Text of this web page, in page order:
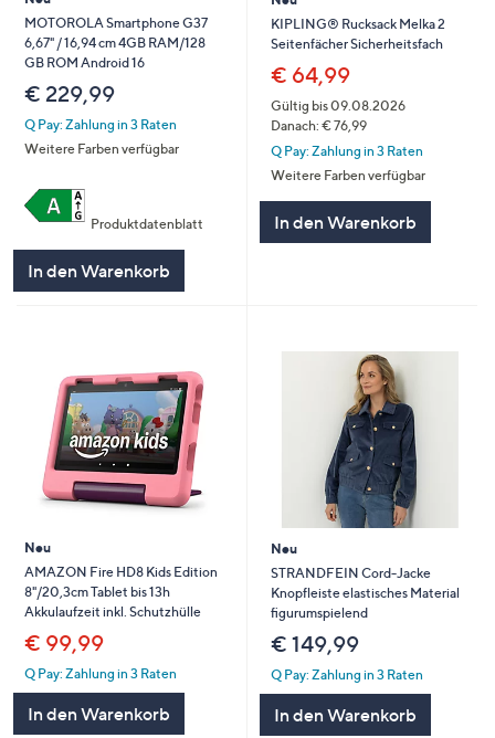
MOTOROLA Smartphone G37
6,67" / 16,94 cm 4GB RAM/128
GB ROM Android 16
€ 229,99
Q Pay: Zahlung in 3 Raten
Weitere Farben verfügbar
Produktdatenblatt
In den Warenkorb
KIPLING® Rucksack Melka 2
Seitenfächer Sicherheitsfach
€ 64,99
Gültig bis 09.08.2026
Danach: € 76,99
Q Pay: Zahlung in 3 Raten
Weitere Farben verfügbar
In den Warenkorb
Neu
AMAZON Fire HD8 Kids Edition
8"/20,3cm Tablet bis 13h
Akkulaufzeit inkl. Schutzhülle
€ 99,99
Q Pay: Zahlung in 3 Raten
In den Warenkorb
Neu
STRANDFEIN Cord-Jacke
Knopfleiste elastisches Material
figurumspielend
€ 149,99
Q Pay: Zahlung in 3 Raten
In den Warenkorb